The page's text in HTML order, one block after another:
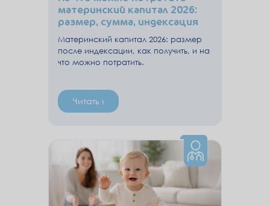
материнский капитал 2026:
размер, сумма, индексация
маткапитал на первого
ребенка, ипотеку – как
получить в Москве
Материнский капитал 2026: размер
после индексации, как получить, и на
что можно потратить.
Читать ›